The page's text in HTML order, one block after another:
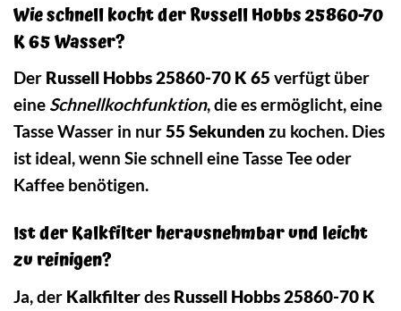
Wie schnell kocht der Russell Hobbs 25860-70
K 65 Wasser?
Der Russell Hobbs 25860-70 K 65 verfügt über
eine Schnellkochfunktion, die es ermöglicht, eine
Tasse Wasser in nur55 Sekunden zu kochen. Dies
ist ideal, wenn Sie schnell eine Tasse Tee oder
Kaffee benötigen.
Ist der Kalkfilter herausnehmbar und leicht
zu reinigen?
Ja, der Kalkfilterdes Russell Hobbs 25860-70 K